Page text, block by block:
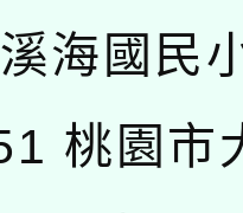
海國民
桃園市